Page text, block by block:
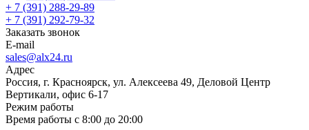
+ 7 (391) 288-29-89
+ 7 (391) 292-79-32
Заказать звонок
E-mail
sales@alx24.ru
Адрес
Россия, г. Красноярск, ул. Алексеева 49, Деловой Центр
Вертикали, офис 6-17
Режим работы
Время работы с 8:00 до 20:00